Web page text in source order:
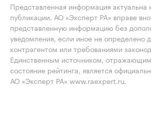
Представленная информация актуальна
публикации. АО «Эксперт РА» вправе
представленную информацию без
уведомления, если иное не определено
контрагентом или требованиями
Единственным источником,
состояние рейтинга, является
АО «Эксперт РА» www.raexpert.ru.